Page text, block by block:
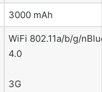
3000 mAh
WiFi 802.11a/b/g/
4.0
3G